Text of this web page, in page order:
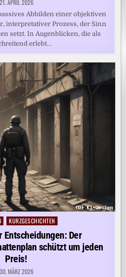
21. APRIL 2026
Abbilden einer objektiven
interpretativer Prozess, der Sinn
setzt. In Augenblicken, die als
erlebt…
KURZGESCHICHTEN
Entscheidungen: Der
schützt um jeden
Preis!
30. MÄRZ 2026